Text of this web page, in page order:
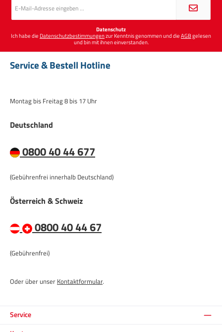
Mail-
*
Datenschutz
Ich habe die Datenschutzbestimmungenzur Kenntnis genommen und dieAGBgelesen
und bin mit ihnen einverstanden.
Service & Bestell Hotline
Montag bis Freitag 8 bis 17 Uhr
Deutschland
0800 40 44 677
(Gebührenfrei innerhalb Deutschland)
Österreich & Schweiz
0800 40 44 67
(Gebührenfrei)
Oder über unser Kontaktformular.
Service